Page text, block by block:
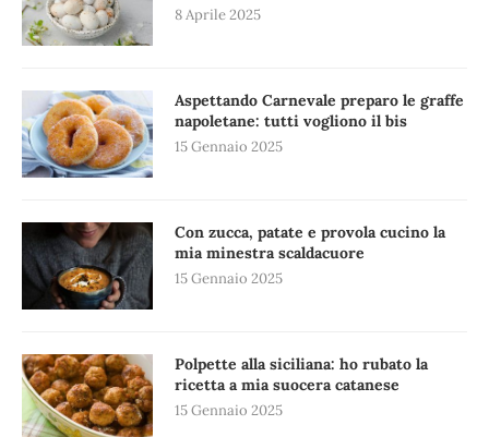
8 Aprile 2025
Aspettando Carnevale preparo le graffe
napoletane: tutti vogliono il bis
15 Gennaio 2025
Con zucca, patate e provola cucino la
mia minestra scaldacuore
15 Gennaio 2025
Polpette alla siciliana: ho rubato la
ricetta a mia suocera catanese
15 Gennaio 2025